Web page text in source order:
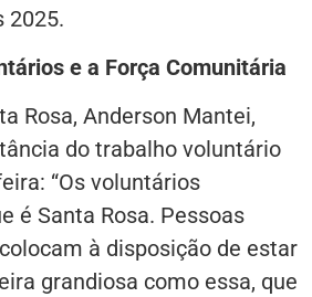
2025.
e a Força Comunitária
Rosa, Anderson Mantei,
do trabalho voluntário
“Os voluntários
é Santa Rosa. Pessoas
à disposição de estar
grandiosa como essa, que